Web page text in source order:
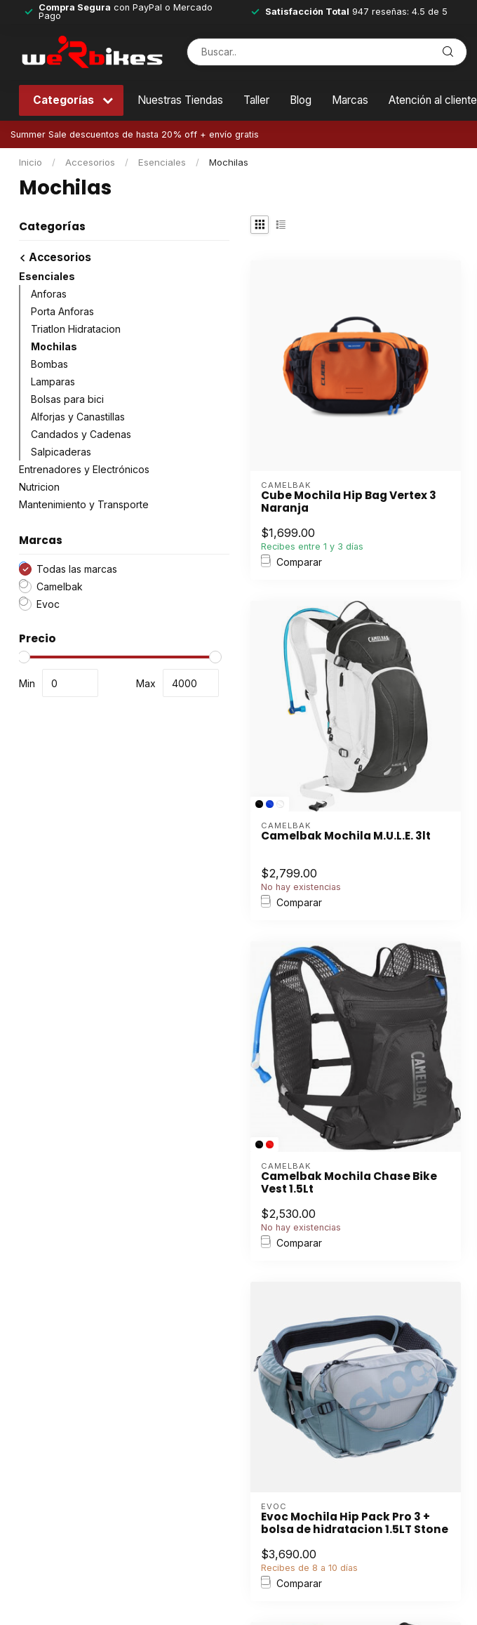
Compra Segura con PayPal o Mercado
Pago
Satisfacción Total 947 reseñas: 4.5 de 5
Categorías Nuestras Tiendas Taller Blog Marcas Atención al cliente
Summer Sale descuentos de hasta 20% off + envío gratis
Inicio / Accesorios / Esenciales / Mochilas
Mochilas
Categorías
Accesorios
Esenciales
Anforas
Porta Anforas
Triatlon Hidratacion
Mochilas
Bombas
Lamparas
Bolsas para bici
Alforjas y Canastillas
Candados y Cadenas
Salpicaderas
Entrenadores y Electrónicos
Nutricion
Mantenimiento y Transporte
Marcas
Todas las marcas
Camelbak
Evoc
Precio
Min Max
CAMELBAK
Cube Mochila Hip Bag Vertex 3
Naranja
$1,699.00
Recibes entre 1 y 3 días
Comparar
CAMELBAK
Camelbak Mochila M.U.L.E. 3lt
$2,799.00
No hay existencias
Comparar
CAMELBAK
Camelbak Mochila Chase Bike
Vest 1.5Lt
$2,530.00
No hay existencias
Comparar
EVOC
Evoc Mochila Hip Pack Pro 3 +
bolsa de hidratacion 1.5LT Stone
$3,690.00
Recibes de 8 a 10 días
Comparar